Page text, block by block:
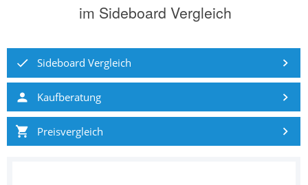
im Sideboard Vergleich
Sideboard Vergleich
Kaufberatung
Preisvergleich